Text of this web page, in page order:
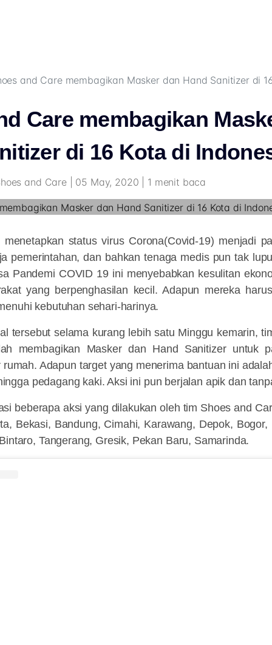
and Care membagikan Masker dan Hand Sanitizer di
Care membagikan
di 16 Kota di
and Care | 05 May, 2020 | 1 menit baca
status virus Corona(Covid-19) menjadi
pemerintahan, dan bahkan tenaga medis pun tak
Pandemi COVID 19 ini menyebabkan kesulitan
yang berpenghasilan kecil. Adapun mereka
kebutuhan sehari-harinya.
tersebut selama kurang lebih satu Minggu kemarin,
membagikan Masker dan Hand Sanitizer untuk
rumah. Adapun target yang menerima bantuan ini
pedagang kaki. Aksi ini pun berjalan apik dan
beberapa aksi yang dilakukan oleh tim Shoes and
Bekasi, Bandung, Cimahi, Karawang, Depok, Bogor,
Tangerang, Gresik, Pekan Baru, Samarinda.